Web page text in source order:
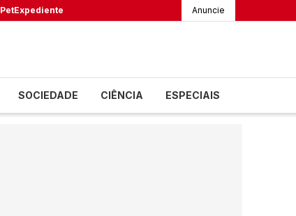
PetExpediente Anuncie
SOCIEDADE CIÊNCIA ESPECIAIS